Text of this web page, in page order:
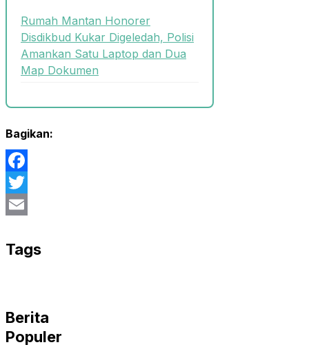
Rumah Mantan Honorer
Disdikbud Kukar Digeledah, Polisi
Amankan Satu Laptop dan Dua
Map Dokumen
Bagikan:
Facebook
Twitter
Tags
Berita
Populer